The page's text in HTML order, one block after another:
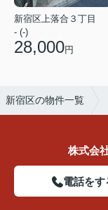
新宿区上落合３丁目
- (-)
28,000円
新宿区の物件一覧
株式会
電話をす